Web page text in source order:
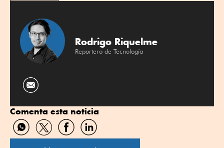
Rodrigo Riquelme
Reportero de Tecnología
Comenta esta noticia
Compartir
por
Compartir
por
Compartir
por
Compartir
por